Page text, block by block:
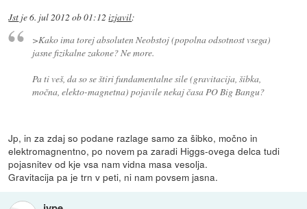
Jst je6. jul 2012 ob 01:12 izjavil:
>Kako ima torej absoluten Neobstoj (popolna odsotnost vsega)
jasne fizikalne zakone? Ne more.
Pa ti veš, da so se štiri fundamentalne sile (gravitacija, šibka,
močna, elekto-magnetna) pojavile nekaj časa PO Big Bangu?
Jp, in za zdaj so podane razlage samo za šibko, močno in
elektromagnentno, po novem pa zaradi Higgs-ovega delca tudi
pojasnitev od kje vsa nam vidna masa vesolja.
Gravitacija pa je trn v peti, ni nam povsem jasna.